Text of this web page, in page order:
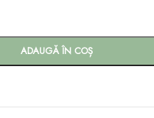
ADAUGĂ ÎN COȘ